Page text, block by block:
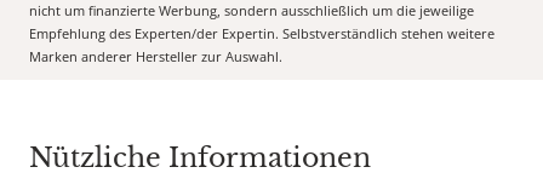
nicht um finanzierte Werbung, sondern ausschließlich um die jeweilige
Empfehlung des Experten/der Expertin. Selbstverständlich stehen weitere
Marken anderer Hersteller zur Auswahl.
Nützliche Informationen